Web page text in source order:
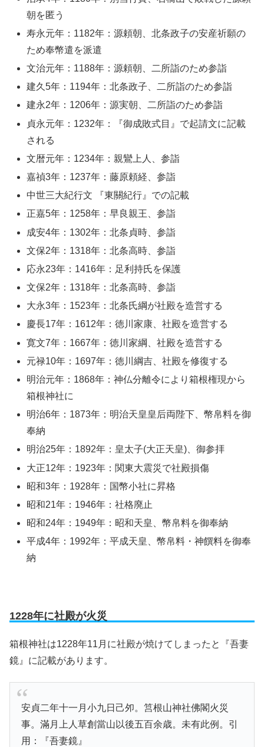
朝を匿う
寿永元年：1182年：源頼朝、北条政子の安産祈願の
ため奉幣遣を派遣
文治元年：1188年：源頼朝、二所詣のため参詣
建久5年：1194年：北条政子、二所詣のため参詣
建永2年：1206年：源実朝、二所詣のため参詣
貞永元年：1232年：『御成敗式目』で起請文に記載
される
文暦元年：1234年：親鸞上人、参詣
嘉禎3年：1237年：藤原頼経、参詣
中世三大紀行文 『東關紀行』での記載
正嘉5年：1258年：早良親王、参詣
成安4年：1302年：北条貞時、参詣
文保2年：1318年：北条高時、参詣
応永23年：1416年：足利持氏を保護
文保2年：1318年：北条高時、参詣
大永3年：1523年：北条氏綱が社殿を造営する
慶長17年：1612年：徳川家康、社殿を造営する
寛文7年：1667年：徳川家綱、社殿を造営する
元禄10年：1697年：徳川綱吉、社殿を修復する
明治元年：1868年：神仏分離令により箱根権現から
箱根神社に
明治6年：1873年：明治天皇皇后両陛下、幣帛料を御
奉納
明治25年：1892年：皇太子(大正天皇)、御参拝
大正12年：1923年：関東大震災で社殿損傷
昭和3年：1928年：国幣小社に昇格
昭和21年：1946年：社格廃止
昭和24年：1949年：昭和天皇、幣帛料を御奉納
平成4年：1992年：平成天皇、幣帛料・神饌料を御奉
納
1228年に社殿が火災
箱根神社は1228年11月に社殿が焼けてしまったと『吾妻
鏡』に記載があります。
安貞二年十一月小九日己夘。筥根山神社佛閣火災
事。滿月上人草創當山以後五百余歳。未有此例。引
用：『吾妻鏡』